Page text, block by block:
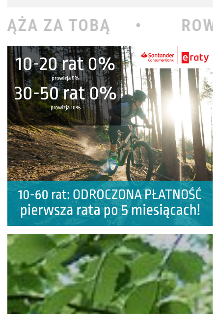
• ROWEROWY